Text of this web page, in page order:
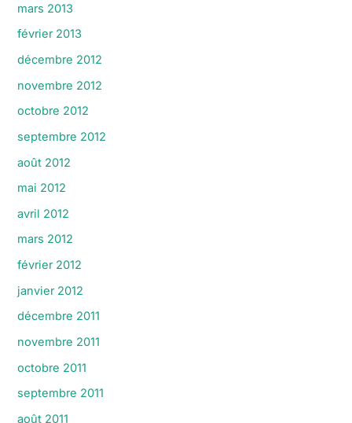
mars 2013
février 2013
décembre 2012
novembre 2012
octobre 2012
septembre 2012
août 2012
mai 2012
avril 2012
mars 2012
février 2012
janvier 2012
décembre 2011
novembre 2011
octobre 2011
septembre 2011
août 2011